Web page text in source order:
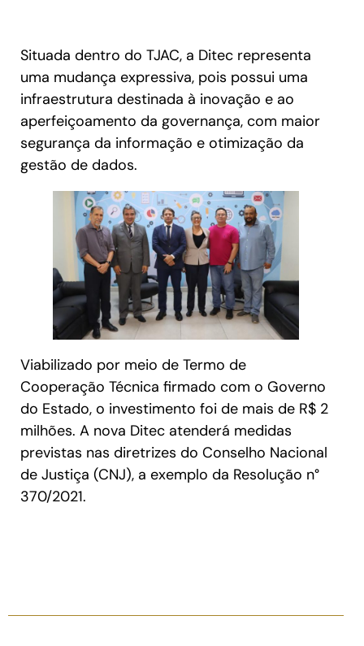
Situada dentro do TJAC, a Ditec representa
uma mudança expressiva, pois possui uma
infraestrutura destinada à inovação e ao
aperfeiçoamento da governança, com maior
segurança da informação e otimização da
gestão de dados.
Viabilizado por meio de Termo de
Cooperação Técnica firmado com o Governo
do Estado, o investimento foi de mais de R$ 2
milhões. A nova Ditec atenderá medidas
previstas nas diretrizes do Conselho Nacional
de Justiça (CNJ), a exemplo da Resolução n°
370/2021.